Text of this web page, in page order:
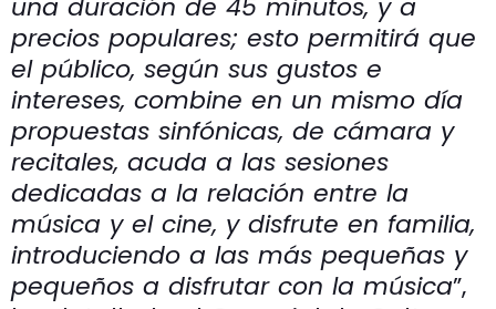
una duración de 45 minutos, y a
precios populares; esto permitirá que
el público, según sus gustos e
intereses, combine en un mismo día
propuestas sinfónicas, de cámara y
recitales, acuda a las sesiones
dedicadas a la relación entre la
música y el cine, y disfrute en familia,
introduciendo a las más pequeñas y
pequeños a disfrutar con la música”,